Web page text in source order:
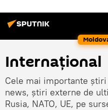
Internaţional
Cele mai importante
news, știri externe de
Rusia, NATO, UE, pe